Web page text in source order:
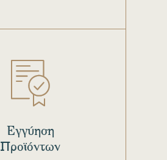
Εγγύηση
Προϊόντων